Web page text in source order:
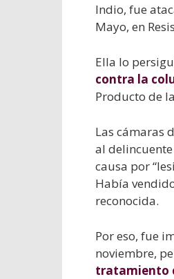
Indio, fue
Mayo, en
Ella lo
contra la
Producto de
Las cámaras
al
causa por
Había
reconocida.
Por eso, fue
noviembre,
tratamiento